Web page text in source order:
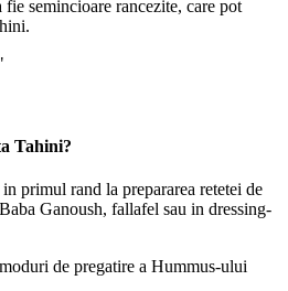
fie semincioare rancezite, care pot
Tahini?
primul rand la prepararea retetei de
Ganoush, fallafel sau in dressing-
de pregatire a Hummus-ului